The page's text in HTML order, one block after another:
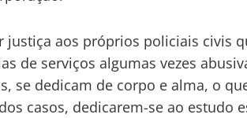
justiça aos próprios policiais civis
de serviços algumas vezes
se dedicam de corpo e alma, o
casos, dedicarem-se ao estudo